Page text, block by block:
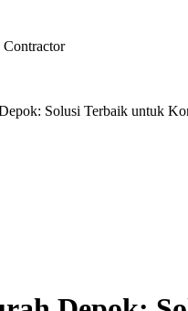
Solusi Terbaik untuk